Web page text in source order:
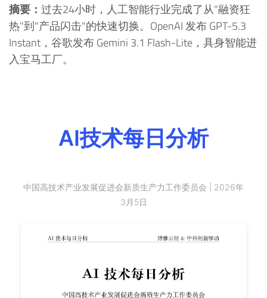
摘要： 过去24小时，人工智能行业完成了从"融资狂
热"到"产品闪击"的快速切换。OpenAI 发布 GPT-5.3
Instant，谷歌发布 Gemini 3.1 Flash-Lite，具身智能进
入宝马工厂。
AI技术每日分析
中国高技术产业发展促进会新质生产力工作委员会 | 2026年
3月5日